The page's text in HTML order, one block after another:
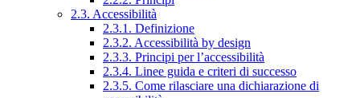
2.3. Accessibilità
2.3.1. Definizione
2.3.2. Accessibilità by design
2.3.3. Principi per l’accessibilità
2.3.4. Linee guida e criteri di successo
2.3.5. Come rilasciare una dichiarazione di